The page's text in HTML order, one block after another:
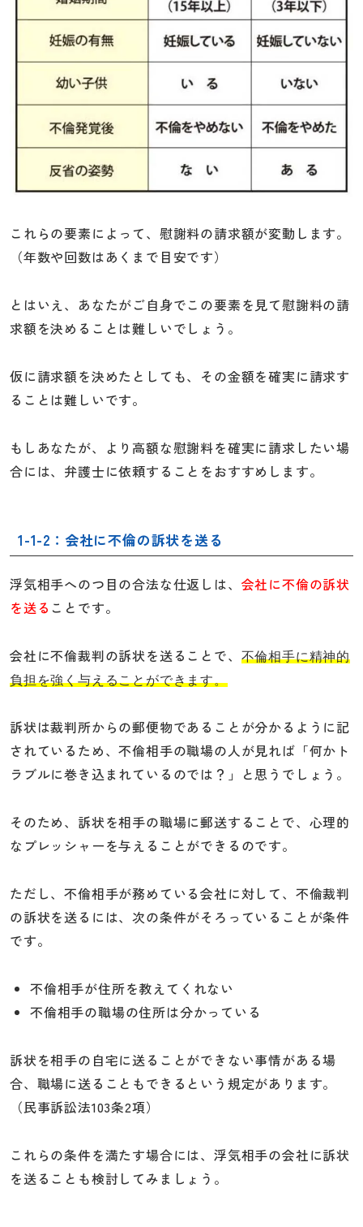
これらの要素によって、慰謝料の請求額が変動します。
（年数や回数はあくまで目安です）
とはいえ、あなたがご自身でこの要素を見て慰謝料の請
求額を決めることは難しいでしょう。
仮に請求額を決めたとしても、その金額を確実に請求す
ることは難しいです。
もしあなたが、より高額な慰謝料を確実に請求したい場
合には、弁護士に依頼することをおすすめします。
1-1-2：会社に不倫の訴状を送る
浮気相手へのつ目の合法な仕返しは、 会社に不倫の訴状
を送る ことです。
会社に不倫裁判の訴状を送ることで、
不倫相手に精神的
負担を強く与えることができます。
訴状は裁判所からの郵便物であることが分かるように記
されているため、不倫相手の職場の人が見れば「何かト
ラブルに巻き込まれているのでは？」と思うでしょう。
そのため、訴状を相手の職場に郵送することで、心理的
なプレッシャーを与えることができるのです。
ただし、不倫相手が務めている会社に対して、不倫裁判
の訴状を送るには、次の条件がそろっていることが条件
です。
不倫相手が住所を教えてくれない
不倫相手の職場の住所は分かっている
訴状を相手の自宅に送ることができない事情がある場
合、職場に送ることもできるという規定があります。
（民事訴訟法103条2項）
これらの条件を満たす場合には、浮気相手の会社に訴状
を送ることも検討してみましょう。